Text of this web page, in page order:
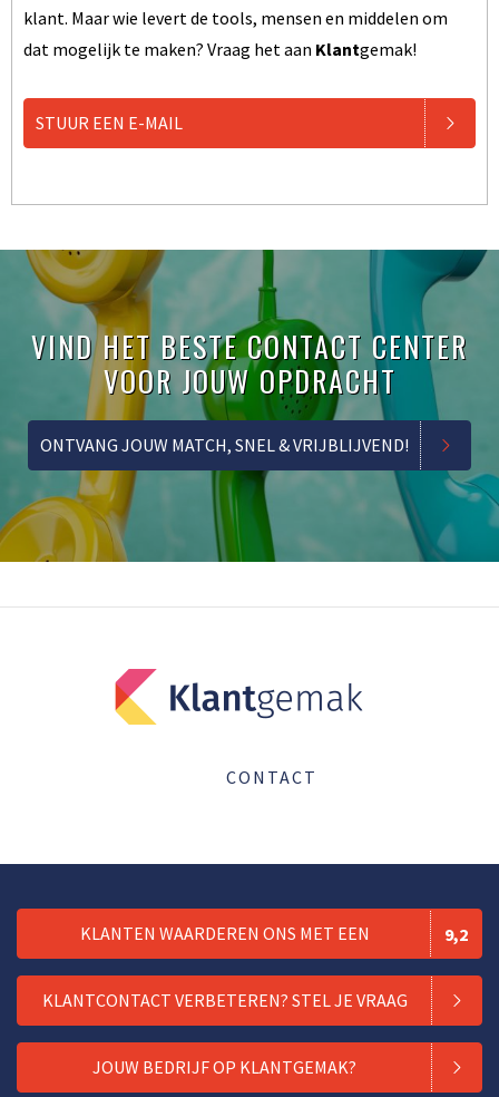
klant. Maar wie levert de tools, mensen en middelen om
dat mogelijk te maken? Vraag het aan Klantgemak!
STUUR EEN E-MAIL
VIND HET BESTE CONTACT CENTER
VOOR JOUW OPDRACHT
ONTVANG JOUW MATCH, SNEL & VRIJBLIJVEND!
CONTACT
KLANTEN WAARDEREN ONS MET EEN 9,2
KLANTCONTACT VERBETEREN? STEL JE VRAAG
JOUW BEDRIJF OP KLANTGEMAK?